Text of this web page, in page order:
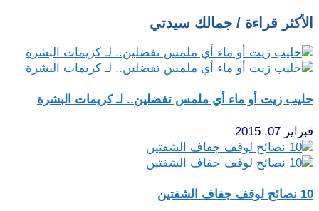
الأكثر قراءة / جمالك سيدتي
حليب زيت أو ماء أي ملمس تفضلين.. لـ كريمات البشرة
فبراير 07, 2015
10 نصائح لوقف جفاف الشفتين